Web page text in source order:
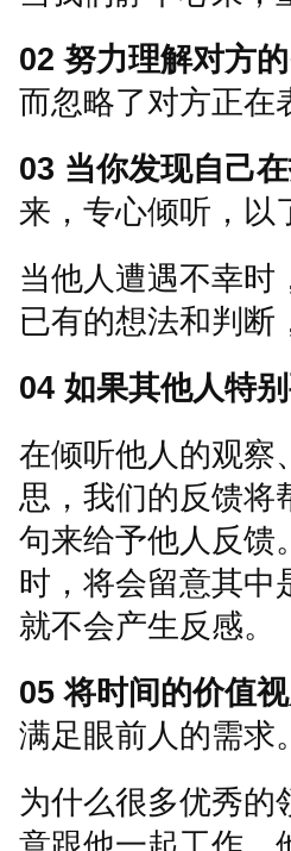
02努力理解对方
而忽略了对方正在
03 当你发现自己
来，专心倾听，以
当他人遭遇不幸时
已有的想法和判断
04 如果其他人特
在倾听他人的观察
思，我们的反馈将
句来给予他人反馈
时，将会留意其中
就不会产生反感。
05将时间的价值
满足眼前人的需求。
为什么很多优秀的